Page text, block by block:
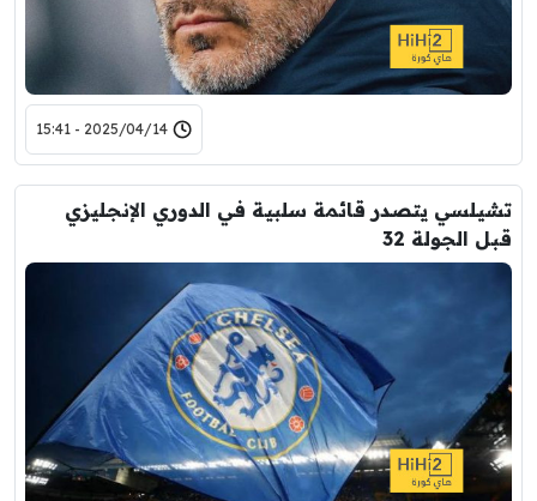
2025/04/14 - 15:41
تشيلسي يتصدر قائمة سلبية في الدوري الإنجليزي
قبل الجولة 32